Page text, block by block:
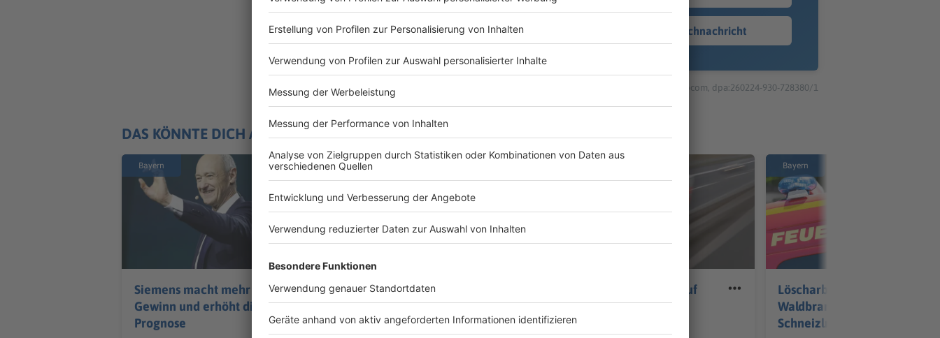
Sprachnachricht
© dpa-infocom, dpa:260224-930-728380/1
DAS KÖNNTE DICH AUCH INTERESSIEREN
Bayern
Siemens macht mehr
Gewinn und erhöht die
Prognose
Bayern
ELAB 2040-Studie: Bis zu
150.000 Jobs in der
bayerischen
Auto donnert von A3 auf
Bahnlinie - drei
Schwerstverletzte
Bayern
Löscharbeiten nach
Waldbrand bei
Schneizlreuth gehen